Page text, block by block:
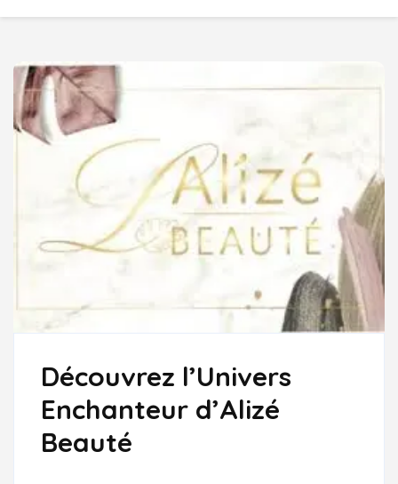
Découvrez l’Univers
Enchanteur d’Alizé
Beauté